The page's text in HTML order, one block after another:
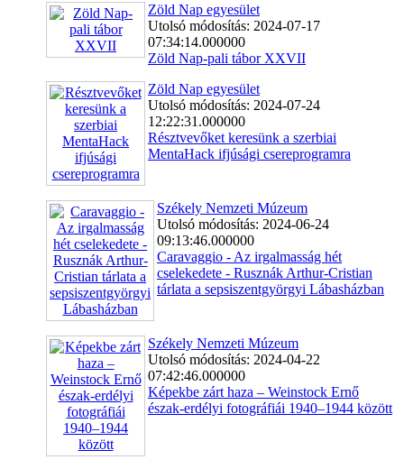
Zöld Nap egyesület
Utolsó módosítás: 2024-07-17
07:34:14.000000
Zöld Nap-pali tábor XXVII
Zöld Nap egyesület
Utolsó módosítás: 2024-07-24
12:22:31.000000
Résztvevőket keresünk a szerbiai
MentaHack ifjúsági csereprogramra
Székely Nemzeti Múzeum
Utolsó módosítás: 2024-06-24
09:13:46.000000
Caravaggio - Az irgalmasság hét
cselekedete - Rusznák Arthur-Cristian
tárlata a sepsiszentgyörgyi Lábasházban
Székely Nemzeti Múzeum
Utolsó módosítás: 2024-04-22
07:42:46.000000
Képekbe zárt haza – Weinstock Ernő
észak-erdélyi fotográfiái 1940–1944 között